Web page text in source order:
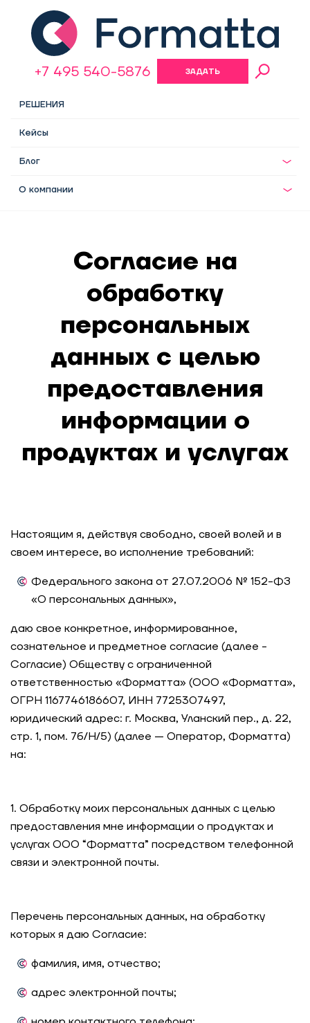
РЕШЕНИЯ
Кейсы
Блог
О компании
+7 495 540-5876 ЗАДАТЬ
Согласие на
обработку
персональных
данных с целью
предоставления
информации о
продуктах и услугах
Настоящим я, действуя свободно, своей волей и в
своем интересе, во исполнение требований:
Федерального закона от 27.07.2006 № 152-ФЗ
«О персональных данных»,
даю свое конкретное, информированное,
сознательное и предметное согласие (далее -
Согласие) Обществу с ограниченной
ответственностью «Форматта» (ООО «Форматта»,
ОГРН 1167746186607, ИНН 7725307497,
юридический адрес: г. Москва, Уланский пер., д. 22,
стр. 1, пом. 7б/Н/5) (далее — Оператор, Форматта)
на:
1. Обработку моих персональных данных с целью
предоставления мне информации о продуктах и
услугах ООО “Форматта” посредством телефонной
связи и электронной почты.
Перечень персональных данных, на обработку
которых я даю Согласие:
фамилия, имя, отчество;
адрес электронной почты;